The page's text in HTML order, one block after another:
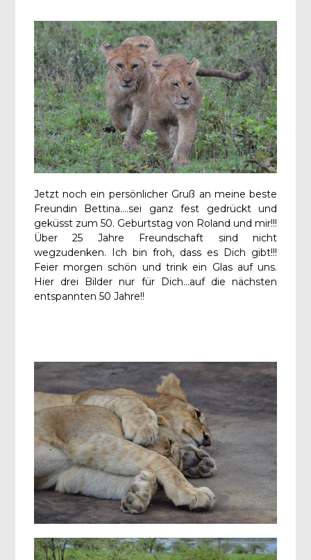
Jetzt noch ein persönlicher Gruß an meine beste
Freundin Bettina….sei ganz fest gedrückt und
geküsst zum 50. Geburtstag von Roland und mir!!!
Über 25 Jahre Freundschaft sind nicht
wegzudenken. Ich bin froh, dass es Dich gibt!!!
Feier morgen schön und trink ein Glas auf uns.
Hier drei Bilder nur für Dich…auf die nächsten
entspannten 50 Jahre!!